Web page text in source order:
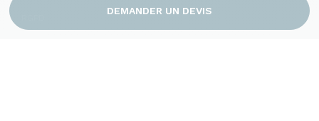
DEMANDER UN DEVIS